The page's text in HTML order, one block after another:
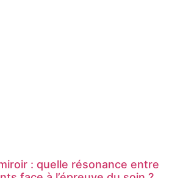
: quelle résonance entre